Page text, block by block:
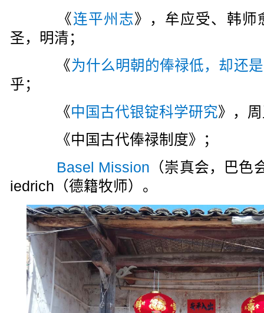
《连平州志》，牟应受、韩师
圣，明清；
《为什么明朝的俸禄低，却还
乎；
《中国古代银锭科学研究》，
《中国古代俸禄制度》；
Basel Mission （崇真会，巴
iedrich（德籍牧师）。